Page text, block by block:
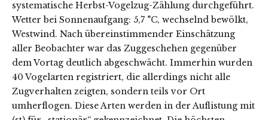
systematische Herbst-Vogelzug-Zählung durchgeführt.
Wetter bei Sonnenaufgang: 5,7 °C, wechselnd bewölkt,
Westwind. Nach übereinstimmender Einschätzung
aller Beobachter war das Zuggeschehen gegenüber
dem Vortag deutlich abgeschwächt. Immerhin wurden
40 Vogelarten registriert, die allerdings nicht alle
Zugverhalten zeigten, sondern teils vor Ort
umherflogen. Diese Arten werden in der Auflistung mit